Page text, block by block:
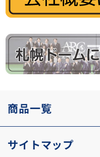
商品一覧
サイトマップ